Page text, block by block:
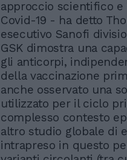
approccio scientifico
Covid-19 - ha detto
esecutivo Sanofi
GSK dimostra una
gli anticorpi,
della vaccinazione
anche osservato una
utilizzato per il ciclo
complesso contesto
altro studio globale di
intrapreso in questo